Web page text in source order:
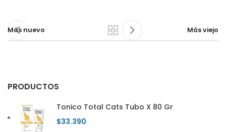
Más nuevo Más viejo
PRODUCTOS
Tonico Total Cats Tubo X 80 Gr
$33.390